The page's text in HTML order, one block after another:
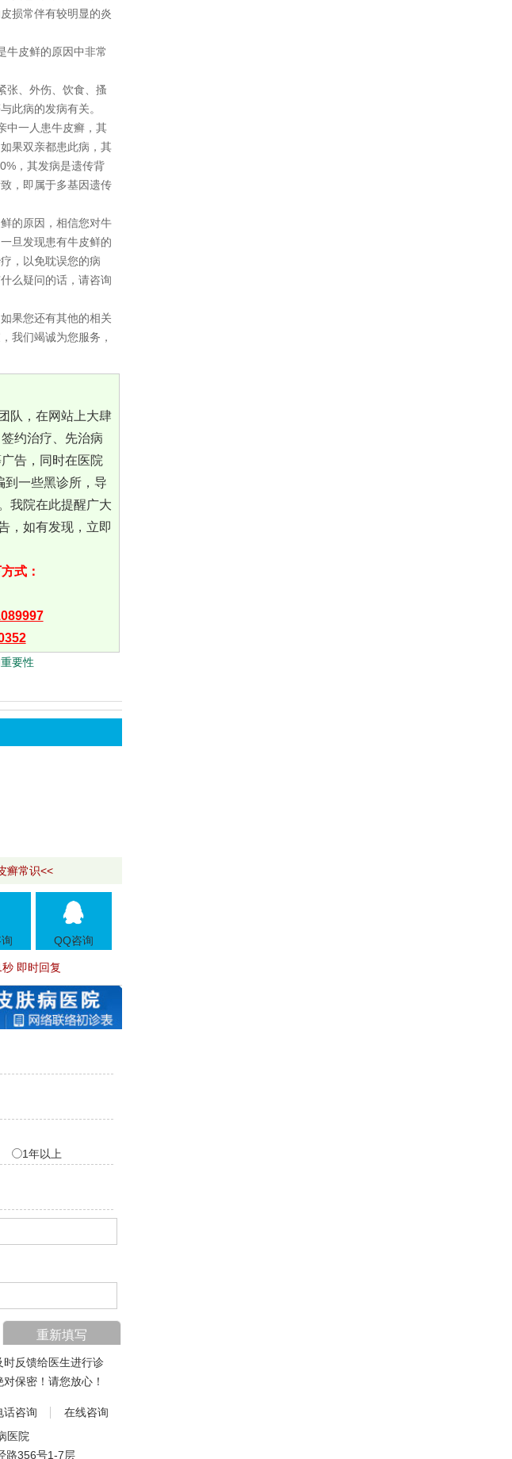
损常伴有较明显的炎
皮鲜的原因中非常
、外伤、饮食、搔
此病的发病有关。
一人患牛皮癣，其
果双亲都患此病，其
，其发病是遗传背
，即属于多基因遗传
的原因，相信您对牛
旦发现患有牛皮鲜的
，以免耽误您的病
么疑问的话，请咨询
如果您还有其他的相关
我们竭诚为您服务，
队，在网站上大肆
约治疗、先治病
告，同时在医院
到一些黑诊所，导
我院在此提醒广大
，如有发现，立即
式：
要性
癣常识<<
QQ咨询
秒 即时回复
1年以上
反馈给医生进行诊
保密！请您放心！
话咨询
在线咨询
医院
路356号1-7层